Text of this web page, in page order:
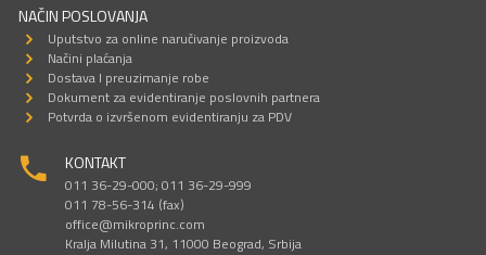
NAČIN POSLOVANJA
Uputstvo za online naručivanje proizvoda
Načini plaćanja
Dostava I preuzimanje robe
Dokument za evidentiranje poslovnih partnera
Potvrda o izvršenom evidentiranju za PDV
KONTAKT
011 36-29-000; 011 36-29-999
011 78-56-314 (fax)
office@mikroprinc.com
Kralja Milutina 31, 11000 Beograd, Srbija